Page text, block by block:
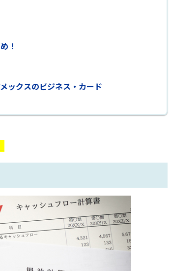
！
ックスのビジネス・カード